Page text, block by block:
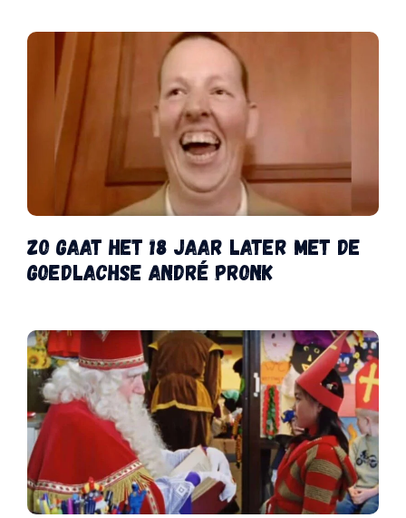
Zo gaat het 18 jaar later met de
goedlachse André Pronk